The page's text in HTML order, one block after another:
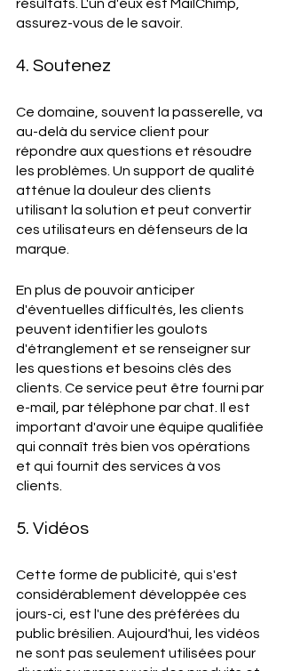
résultats. L'un d'eux est MailChimp,
assurez-vous de le savoir.
4. Soutenez
Ce domaine, souvent la passerelle, va
au-delà du service client pour
répondre aux questions et résoudre
les problèmes. Un support de qualité
atténue la douleur des clients
utilisant la solution et peut convertir
ces utilisateurs en défenseurs de la
marque.
En plus de pouvoir anticiper
d'éventuelles difficultés, les clients
peuvent identifier les goulots
d'étranglement et se renseigner sur
les questions et besoins clés des
clients. Ce service peut être fourni par
e-mail, par téléphone par chat. Il est
important d'avoir une équipe qualifiée
qui connaît très bien vos opérations
et qui fournit des services à vos
clients.
5. Vidéos
Cette forme de publicité, qui s'est
considérablement développée ces
jours-ci, est l'une des préférées du
public brésilien. Aujourd'hui, les vidéos
ne sont pas seulement utilisées pour